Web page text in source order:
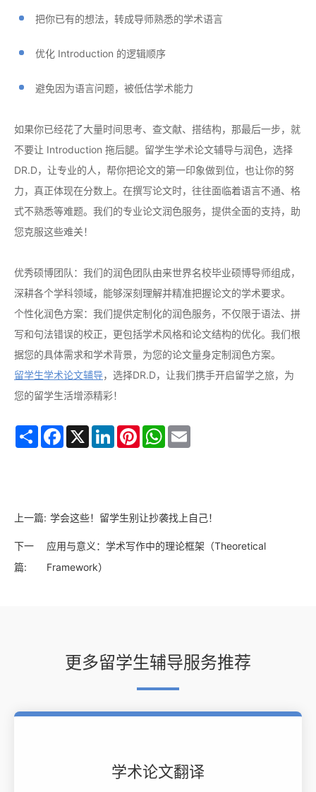
把你已有的想法，转成导师熟悉的学术语言
优化 Introduction 的逻辑顺序
避免因为语言问题，被低估学术能力
如果你已经花了大量时间思考、查文献、搭结构，那最后一步，就
不要让 Introduction 拖后腿。留学生学术论文辅导与润色，选择
DR.D，让专业的人，帮你把论文的第一印象做到位，也让你的努
力，真正体现在分数上。在撰写论文时，往往面临着语言不通、格
式不熟悉等难题。我们的专业论文润色服务，提供全面的支持，助
您克服这些难关！
优秀硕博团队：我们的润色团队由来世界名校毕业硕博导师组成，
深耕各个学科领域，能够深刻理解并精准把握论文的学术要求。
个性化润色方案：我们提供定制化的润色服务，不仅限于语法、拼
写和句法错误的校正，更包括学术风格和论文结构的优化。我们根
据您的具体需求和学术背景，为您的论文量身定制润色方案。
留学生学术论文辅导，选择DR.D，让我们携手开启留学之旅，为
您的留学生活增添精彩！
Share Facebook
X LinkedInPinterestWhatsApp
上一篇: 学会这些！留学生别让抄袭找上自己！
下一
篇:
应用与意义：学术写作中的理论框架（Theoretical
Framework）
更多留学生辅导服务推荐
学术论文翻译